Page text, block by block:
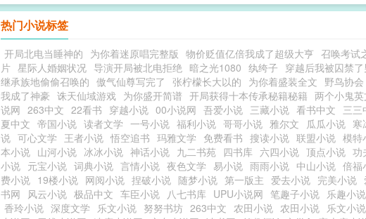
热门小说标签
开局北电当睡神的 为你着迷原唱完整版 物价贬值亿倍我成了超级大亨 召唤考试
片 星际人婚姻状况 导演开局被北电拒绝 暗之光1080 纨绔子 穿越后我被囚禁了
继承族地偷偷召唤的 傲气仙尊写完了 张柠檬长大以的 为你着盛装全文 野鸟协会
我成了神豪 诛天仙域游戏 为你盛开简谱 开局获得十本传承秘籍秘籍 两个小鬼英
说网 263中文 22看书 穿越小说 00小说网 吾爱小说 三藏小说 看书中文 三三
夏中文 帝国小说 读者文学 一号小说 福利小说 哥哥小说 雅尔文 瓜瓜小说 寒
说 可心文学 王者小说 悟空追书 玛雅文学 免费看书 搜读小说 联盟小说 模特
本小说 山河小说 冰冰小说 神话小说 九二书苑 四书库 六四小说 顶点小说 功
小说 元宝小说 词典小说 言情小说 夜色文学 易小说 雨雨小说 中山小说 倍福
费小说 19楼小说 网阅小说 捏破小说 随梦小说 第一版主 爱去小说 完美小说
书网
风云小说 极品中文 车臣小说 八七书库 UPU小说网 笔趣子小说 乐趣小说
香玲小说 深度文学 乐文小说 努努书坊 263中文 农田小说 农田小说 乐文小说